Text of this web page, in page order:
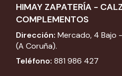
HIMAY ZAPATERÍA -
COMPLEMENTOS
Dirección: Mercado, 4 Bajo
(A Coruña).
Teléfono: 881 986 427